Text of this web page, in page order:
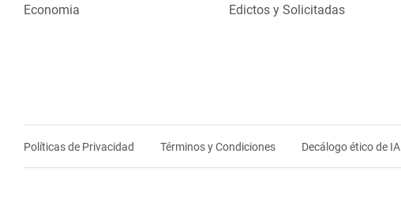
Economia
Edictos y Solicitadas
Políticas de Privacidad Términos y Condiciones Decálogo ético de IA